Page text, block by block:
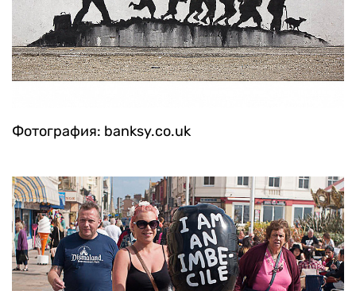
Фотография: banksy.co.uk